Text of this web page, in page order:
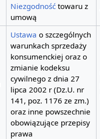
Niezgodnośćtowaru z
umową
Ustawa o szczególnych
warunkach sprzedaży
konsumenckiej oraz o
zmianie kodeksu
cywilnego z dnia 27
lipca 2002 r (Dz.U. nr
141, poz. 1176 ze zm.)
oraz inne powszechnie
obowiązujące przepisy
prawa